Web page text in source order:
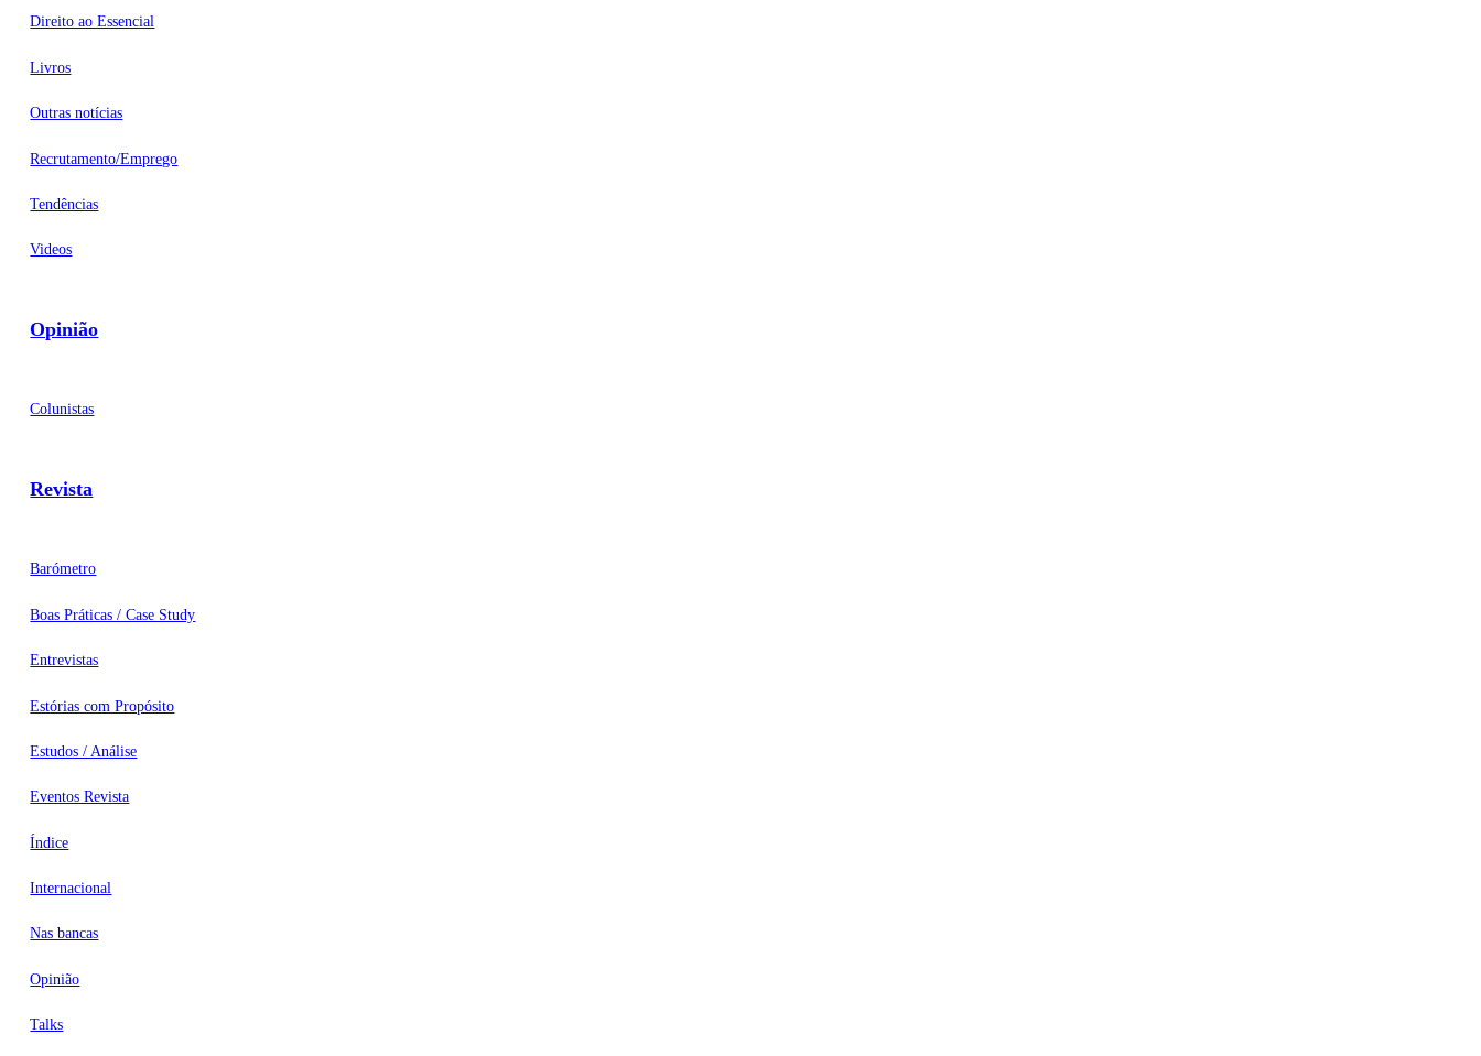
Direito ao Essencial
Livros
Outras notícias
Recrutamento/Emprego
Tendências
Videos
Opinião
Colunistas
Revista
Barómetro
Boas Práticas / Case Study
Entrevistas
Estórias com Propósito
Estudos / Análise
Eventos Revista
Índice
Internacional
Nas bancas
Opinião
Talks